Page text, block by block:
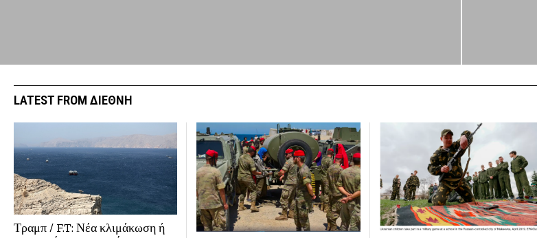
LATEST FROM ΔΙΕΘΝΗ
Τραμπ / F.T: Νέα κλιμάκωση ή